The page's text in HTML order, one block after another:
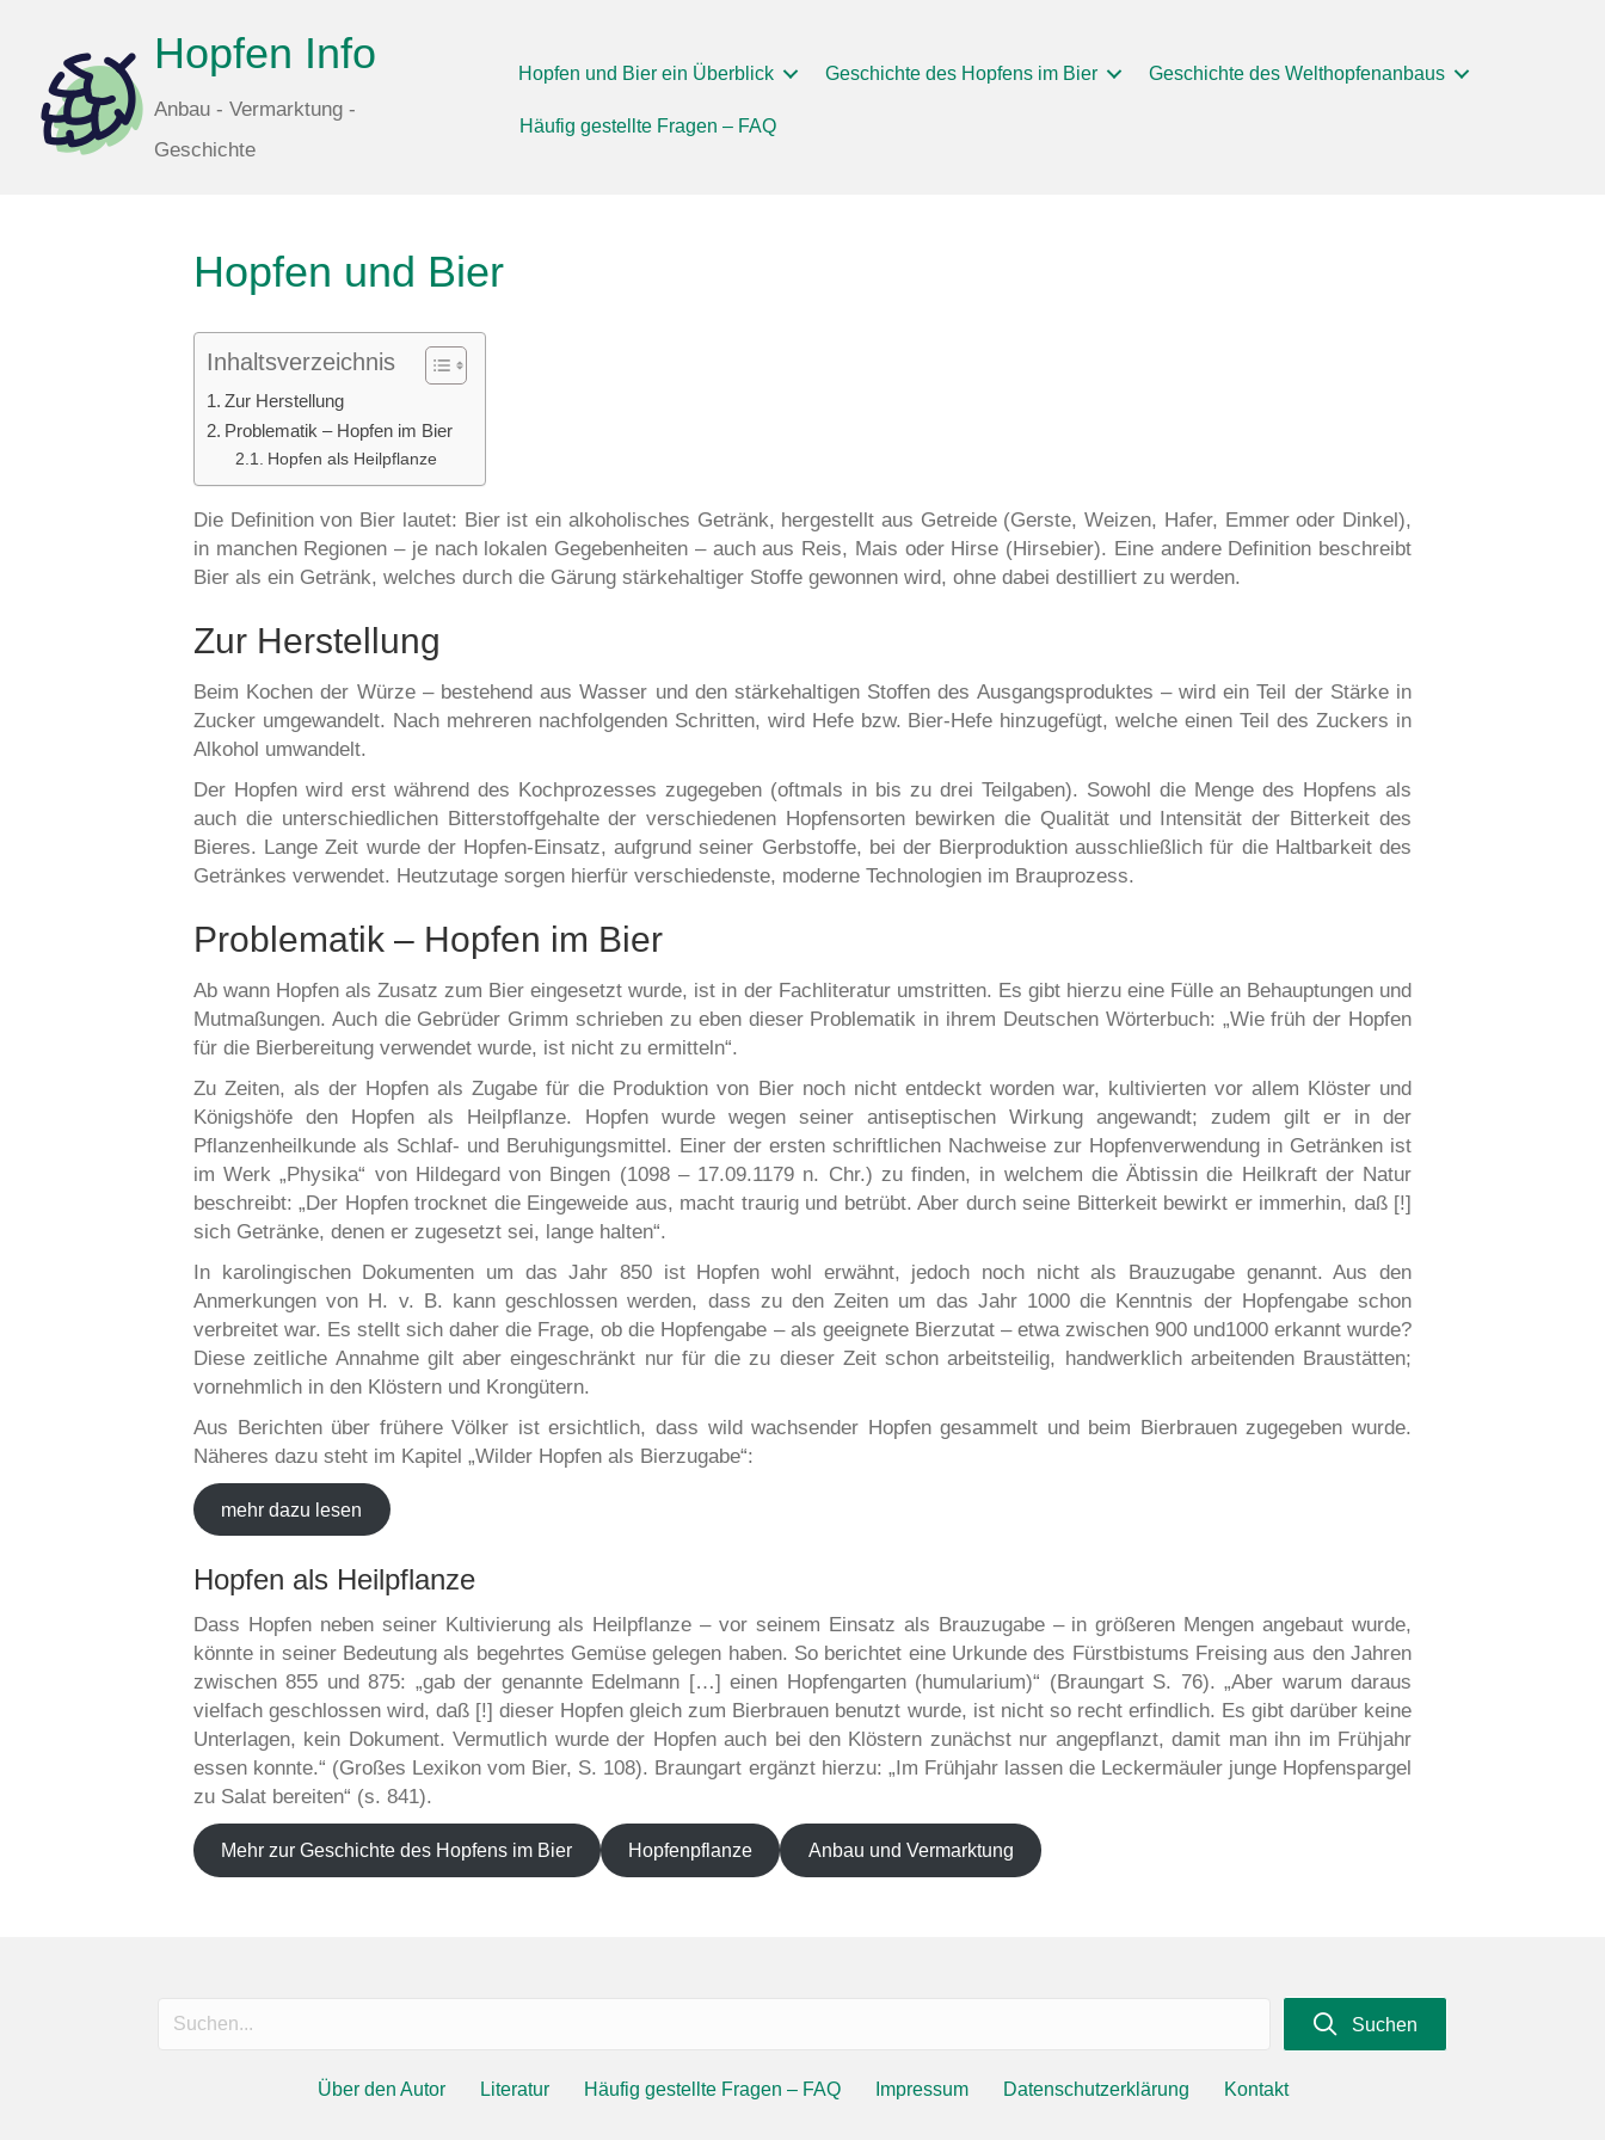
Hopfen Info
Anbau - Vermarktung -
Geschichte
Hopfen und Bier ein Überblick Geschichte des Hopfens im Bier Geschichte des Welthopfenanbaus
Häufig gestellte Fragen – FAQ
Hopfen und Bier
Inhaltsverzeichnis
Zur Herstellung
Problematik – Hopfen im Bier
Hopfen als Heilpflanze
Die Definition von Bier lautet: Bier ist ein alkoholisches Getränk, hergestellt aus Getreide (Gerste, Weizen, Hafer, Emmer oder Dinkel),
in manchen Regionen – je nach lokalen Gegebenheiten – auch aus Reis, Mais oder Hirse (Hirsebier). Eine andere Definition beschreibt
Bier als ein Getränk, welches durch die Gärung stärkehaltiger Stoffe gewonnen wird, ohne dabei destilliert zu werden.
Zur Herstellung
Beim Kochen der Würze – bestehend aus Wasser und den stärkehaltigen Stoffen des Ausgangsproduktes – wird ein Teil der Stärke in
Zucker umgewandelt. Nach mehreren nachfolgenden Schritten, wird Hefe bzw. Bier-Hefe hinzugefügt, welche einen Teil des Zuckers in
Alkohol umwandelt.
Der Hopfen wird erst während des Kochprozesses zugegeben (oftmals in bis zu drei Teilgaben). Sowohl die Menge des Hopfens als
auch die unterschiedlichen Bitterstoffgehalte der verschiedenen Hopfensorten bewirken die Qualität und Intensität der Bitterkeit des
Bieres. Lange Zeit wurde der Hopfen-Einsatz, aufgrund seiner Gerbstoffe, bei der Bierproduktion ausschließlich für die Haltbarkeit des
Getränkes verwendet. Heutzutage sorgen hierfür verschiedenste, moderne Technologien im Brauprozess.
Problematik – Hopfen im Bier
Ab wann Hopfen als Zusatz zum Bier eingesetzt wurde, ist in der Fachliteratur umstritten. Es gibt hierzu eine Fülle an Behauptungen und
Mutmaßungen. Auch die Gebrüder Grimm schrieben zu eben dieser Problematik in ihrem Deutschen Wörterbuch: „Wie früh der Hopfen
für die Bierbereitung verwendet wurde, ist nicht zu ermitteln“.
Zu Zeiten, als der Hopfen als Zugabe für die Produktion von Bier noch nicht entdeckt worden war, kultivierten vor allem Klöster und
Königshöfe den Hopfen als Heilpflanze. Hopfen wurde wegen seiner antiseptischen Wirkung angewandt; zudem gilt er in der
Pflanzenheilkunde als Schlaf- und Beruhigungsmittel. Einer der ersten schriftlichen Nachweise zur Hopfenverwendung in Getränken ist
im Werk „Physika“ von Hildegard von Bingen (1098 – 17.09.1179 n. Chr.) zu finden, in welchem die Äbtissin die Heilkraft der Natur
beschreibt: „Der Hopfen trocknet die Eingeweide aus, macht traurig und betrübt. Aber durch seine Bitterkeit bewirkt er immerhin, daß [!]
sich Getränke, denen er zugesetzt sei, lange halten“.
In karolingischen Dokumenten um das Jahr 850 ist Hopfen wohl erwähnt, jedoch noch nicht als Brauzugabe genannt. Aus den
Anmerkungen von H. v. B. kann geschlossen werden, dass zu den Zeiten um das Jahr 1000 die Kenntnis der Hopfengabe schon
verbreitet war. Es stellt sich daher die Frage, ob die Hopfengabe – als geeignete Bierzutat – etwa zwischen 900 und1000 erkannt wurde?
Diese zeitliche Annahme gilt aber eingeschränkt nur für die zu dieser Zeit schon arbeitsteilig, handwerklich arbeitenden Braustätten;
vornehmlich in den Klöstern und Krongütern.
Aus Berichten über frühere Völker ist ersichtlich, dass wild wachsender Hopfen gesammelt und beim Bierbrauen zugegeben wurde.
Näheres dazu steht im Kapitel „Wilder Hopfen als Bierzugabe“:
mehr dazu lesen
Hopfen als Heilpflanze
Dass Hopfen neben seiner Kultivierung als Heilpflanze – vor seinem Einsatz als Brauzugabe – in größeren Mengen angebaut wurde,
könnte in seiner Bedeutung als begehrtes Gemüse gelegen haben. So berichtet eine Urkunde des Fürstbistums Freising aus den Jahren
zwischen 855 und 875: „gab der genannte Edelmann […] einen Hopfengarten (humularium)“ (Braungart S. 76). „Aber warum daraus
vielfach geschlossen wird, daß [!] dieser Hopfen gleich zum Bierbrauen benutzt wurde, ist nicht so recht erfindlich. Es gibt darüber keine
Unterlagen, kein Dokument. Vermutlich wurde der Hopfen auch bei den Klöstern zunächst nur angepflanzt, damit man ihn im Frühjahr
essen konnte.“ (Großes Lexikon vom Bier, S. 108). Braungart ergänzt hierzu: „Im Frühjahr lassen die Leckermäuler junge Hopfenspargel
zu Salat bereiten“ (s. 841).
Mehr zur Geschichte des Hopfens im Bier Hopfenpflanze Anbau und Vermarktung
Suchen
Über den Autor Literatur Häufig gestellte Fragen – FAQ Impressum Datenschutzerklärung Kontakt